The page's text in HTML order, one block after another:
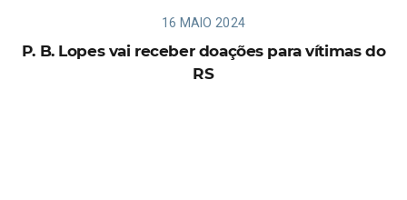
16 MAIO 2024
P. B. Lopes vai receber doações para vítimas do
RS